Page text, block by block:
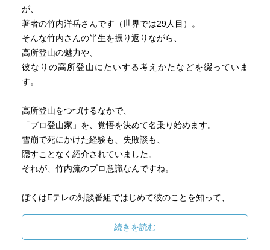
が、
著者の竹内洋岳さんです（世界では29人目）。
そんな竹内さんの半生を振り返りながら、
高所登山の魅力や、
彼なりの高所登山にたいする考えかたなどを綴っていま
す。
高所登山をつづけるなかで、
「プロ登山家」を、覚悟を決めて名乗り始めます。
雪崩で死にかけた経験も、失敗談も、
隠すことなく紹介されていました。
それが、竹内流のプロ意識なんですね。
ぼくはEテレの対談番組ではじめて彼のことを知って、
14座登頂という偉業についても知ったようなひとです。
登山家といえば、植村直己さんの名前しか知なかったで
続きを読む